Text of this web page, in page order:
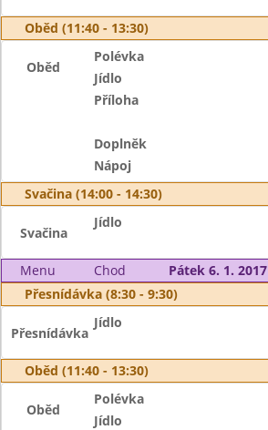
Oběd (11:40 - 13:30)
Oběd
Polévka
Jídlo
Příloha
Doplněk
Nápoj
Svačina (14:00 - 14:30)
Svačina
Jídlo
Menu Chod
Pátek 6. 1. 2017
Přesnídávka (8:30 - 9:30)
Přesnídávka
Jídlo
Oběd (11:40 - 13:30)
Oběd
Polévka
Jídlo